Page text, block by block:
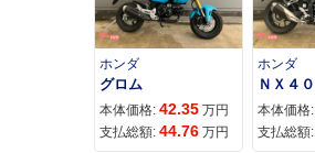
ホンダ
グロム
本体価格: 42.35 万円
支払総額: 44.76 万円
ホンダ
本体価格:
支払総額: